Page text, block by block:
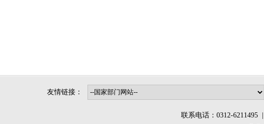
友情链接：
联系电话：0312-6211495 |